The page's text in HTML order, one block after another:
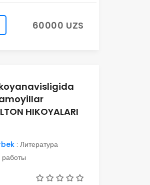
60000 UZS
HIKOYALARI
: Литература